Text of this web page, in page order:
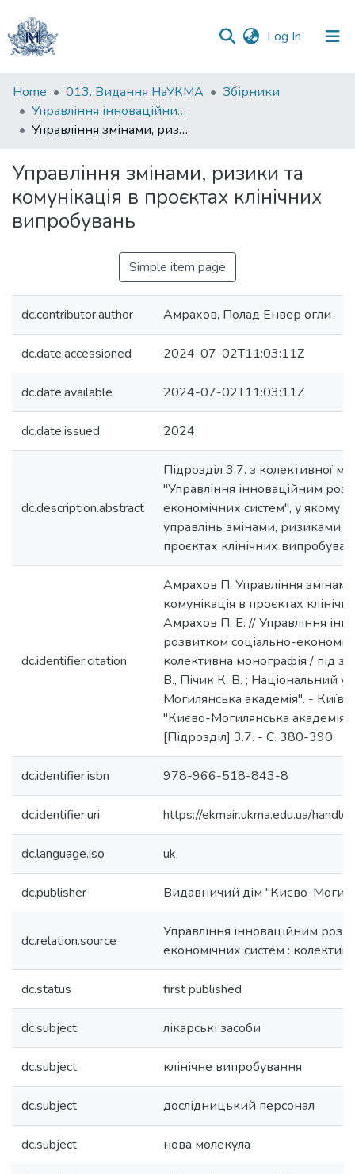
Log In (current)
Communities
&
Collections
Statistics
Home 013. Видання НаУКМА
Збірники
Управління інноваційним розвитком соціально-економічних систем : колективна монографія
Управління змінами, ризики та комунікація в проєктах клінічних випробувань
Управління змінами, ризики та
комунікація в проєктах клінічних
випробувань
Simple item page
dc.contributor.author Амрахов, Полад Енвер огли
dc.date.accessioned 2024-07-02T11:03:11Z
dc.date.available 2024-07-02T11:03:11Z
dc.date.issued 2024
dc.description.abstract
Підрозділ 3.7. з колективної
"Управління інноваційним
економічних систем", у якому
управлінь змінами, ризиками
проєктах клінічних
dc.identifier.citation
Амрахов П. Управління
комунікація в проєктах
Амрахов П. Е. // Управління
розвитком соціально-
колективна монографія / під
В., Пічик К. В. ; Національний
Могилянська академія". - Київ
"Києво-Могилянська
[Підрозділ] 3.7. - C. 380-390.
dc.identifier.isbn 978-966-518-843-8
dc.identifier.uri https://ekmair.ukma.edu.ua/
dc.language.iso uk
dc.publisher Видавничий дім "Києво-
dc.relation.source
Управління інноваційним
економічних систем :
dc.status first published
dc.subject лікарські засоби
dc.subject клінічне випробування
dc.subject дослідницький персонал
dc.subject нова молекула